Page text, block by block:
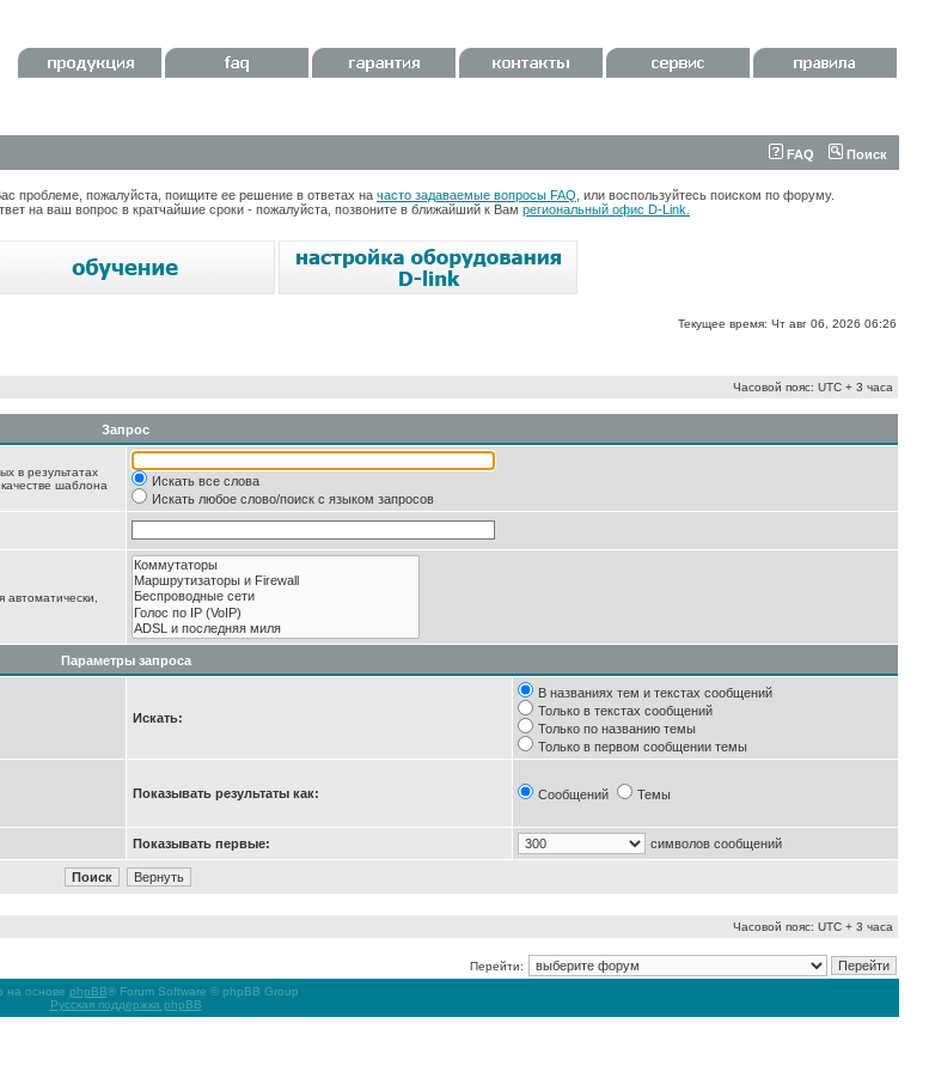
FAQ Поиск
проблеме, пожалуйста, поищите ее решение в ответах на часто задаваемые вопросы FAQ , или воспользуйтесь поиском по форуму.
на ваш вопрос в кратчайшие сроки - пожалуйста, позвоните в ближайший к Вам региональный офис D-Link.
Текущее время: Чт авг 06, 2026 06:26
Часовой пояс: UTC + 3 часа
Запрос
в результатах
качестве шаблона
Искать все слова
Искать любое слово/поиск с языком запросов
Параметры запроса
Искать:
В названиях тем и текстах сообщений
Только в текстах сообщений
Только по названию темы
Только в первом сообщении темы
Показывать результаты как: Сообщений Темы
Показывать первые: символов сообщений
Часовой пояс: UTC + 3 часа
Перейти:
на основе phpBB® Forum Software © phpBB Group
Русская поддержка phpBB